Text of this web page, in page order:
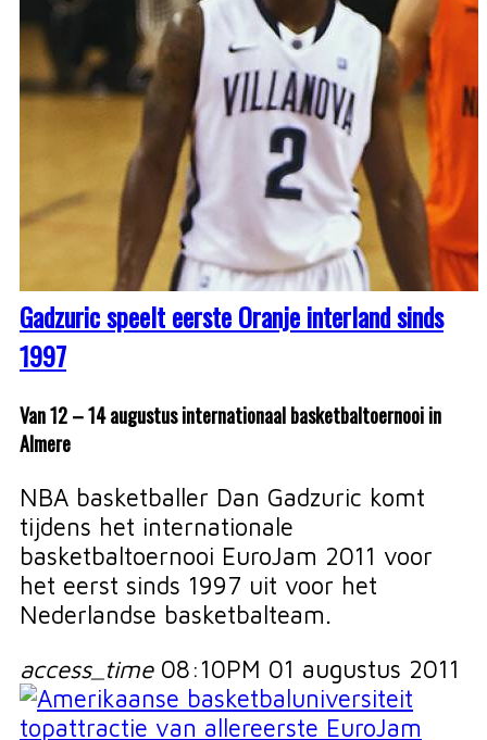
Gadzuric speelt eerste Oranje interland sinds
1997
Van 12 – 14 augustus internationaal basketbaltoernooi in
Almere
NBA basketballer Dan Gadzuric komt
tijdens het internationale
basketbaltoernooi EuroJam 2011 voor
het eerst sinds 1997 uit voor het
Nederlandse basketbalteam.
access_time 08:10PM 01 augustus 2011